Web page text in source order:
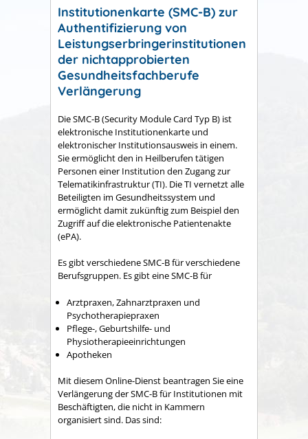
Institutionenkarte (SMC-B) zur
Authentifizierung von
Leistungserbringerinstitutionen
der nichtapprobierten
Gesundheitsfachberufe
Verlängerung
Die SMC-B (Security Module Card Typ B) ist
elektronische Institutionenkarte und
elektronischer Institutionsausweis in einem.
Sie ermöglicht den in Heilberufen tätigen
Personen einer Institution den Zugang zur
Telematikinfrastruktur (TI). Die TI vernetzt alle
Beteiligten im Gesundheitssystem und
ermöglicht damit zukünftig zum Beispiel den
Zugriff auf die elektronische Patientenakte
(ePA).
Es gibt verschiedene SMC-B für verschiedene
Berufsgruppen. Es gibt eine SMC-B für
Arztpraxen, Zahnarztpraxen und
Psychotherapiepraxen
Pflege-, Geburtshilfe- und
Physiotherapieeinrichtungen
Apotheken
Mit diesem Online-Dienst beantragen Sie eine
Verlängerung der SMC-B für Institutionen mit
Beschäftigten, die nicht in Kammern
organisiert sind. Das sind: